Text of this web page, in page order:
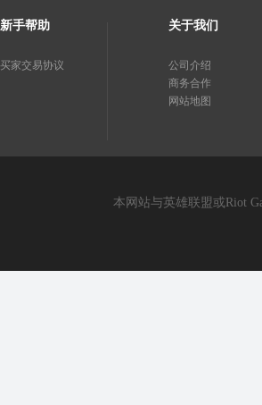
新手帮助
买家交易协议
关于我们
公司介绍
商务合作
网站地图
本网站与英雄联盟或Riot